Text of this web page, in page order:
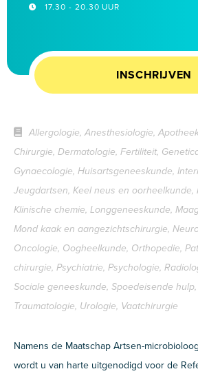
17.30 - 20.30 UUR
INSCHRIJVEN
Allergologie, Anesthesiologie,
Chirurgie, Dermatologie, Fertiliteit,
Gynaecologie, Huisartsgeneeskunde,
Jeugdartsen, Keel neus en oorheelkunde,
Klinische chemie, Longgeneeskunde,
Mond kaak en aangezichtschirurgie,
Oncologie, Oogheelkunde, Orthopedie,
chirurgie, Psychiatrie, Psychologie,
Sociale geneeskunde, Spoedeisende
Traumatologie, Urologie, Vaatchirurgie
Namens de Maatschap Artsen-
wordt u van harte uitgenodigd voor de